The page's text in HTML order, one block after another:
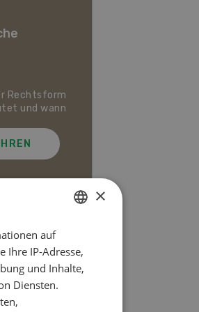
Rechtsform
und wann
FRENCH
×
auf
Ihre IP-Adresse,
und Inhalte,
Diensten.